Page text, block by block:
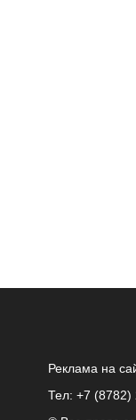
Реклама на
Тел: +7 (8782)